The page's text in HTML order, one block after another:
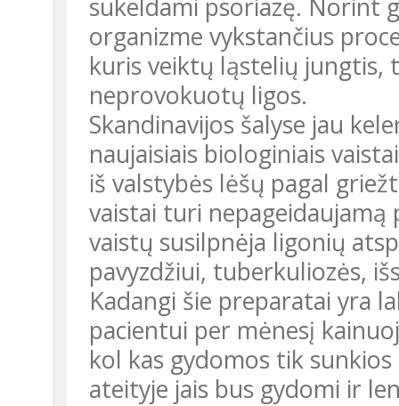
sukeldami psoriazę. Norint
organizme vykstančius
kuris veiktų ląstelių jungtis,
neprovokuotų ligos.
Skandinavijos šalyse jau
naujaisiais biologiniais
iš valstybės lėšų pagal
vaistai turi
vaistų susilpnėja ligonių
pavyzdžiui, tuberkuliozės,
Kadangi šie preparatai yra
pacientui per mėnesį
kol kas gydomos tik
ateityje jais bus gydomi ir